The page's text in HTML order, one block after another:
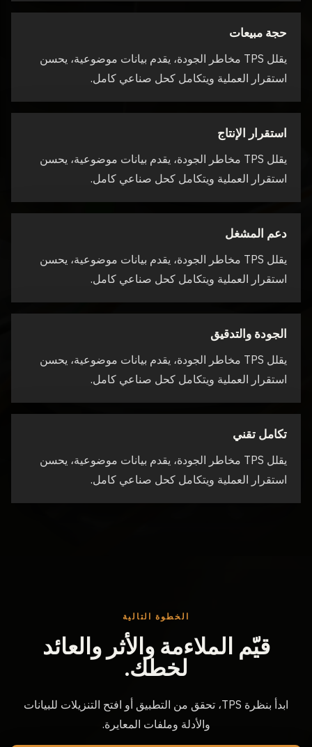
حجة مبيعات
يقلل TPS مخاطر الجودة، يقدم بيانات موضوعية، يحسن
استقرار العملية ويتكامل كحل صناعي كامل.
استقرار الإنتاج
يقلل TPS مخاطر الجودة، يقدم بيانات موضوعية، يحسن
استقرار العملية ويتكامل كحل صناعي كامل.
دعم المشغل
يقلل TPS مخاطر الجودة، يقدم بيانات موضوعية، يحسن
استقرار العملية ويتكامل كحل صناعي كامل.
الجودة والتدقيق
يقلل TPS مخاطر الجودة، يقدم بيانات موضوعية، يحسن
استقرار العملية ويتكامل كحل صناعي كامل.
تكامل تقني
يقلل TPS مخاطر الجودة، يقدم بيانات موضوعية، يحسن
استقرار العملية ويتكامل كحل صناعي كامل.
الخطوة التالية
قيّم الملاءمة والأثر والعائد
لخطك.
ابدأ بنظرة TPS، تحقق من التطبيق أو افتح التنزيلات للبيانات
والأدلة وملفات المعايرة.